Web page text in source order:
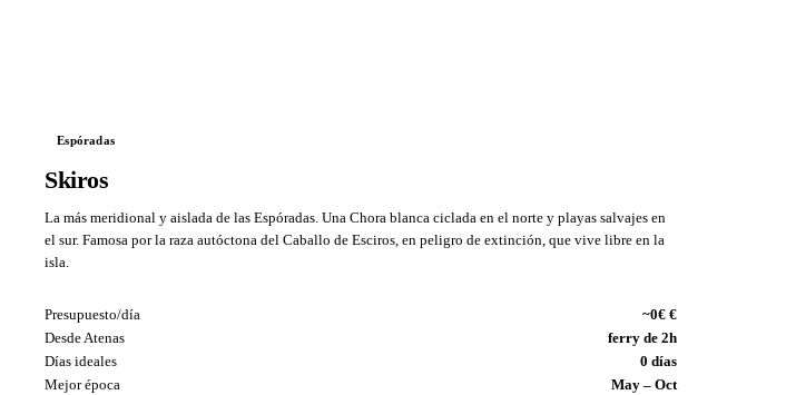
Espóradas
Skiros
La más meridional y aislada de las Espóradas. Una Chora blanca ciclada en el norte y playas salvajes en
el sur. Famosa por la raza autóctona del Caballo de Esciros, en peligro de extinción, que vive libre en la
isla.
Presupuesto/día
~0€ €
Desde Atenas
ferry de 2h
Días ideales
0 días
Mejor época
May – Oct